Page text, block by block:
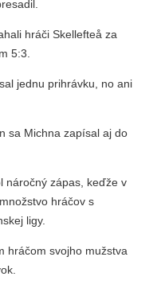
hráči Skellefteå za
5:3.
jednu prihrávku, no ani
sa Michna zapísal aj do
náročný zápas, keďže v
hráčov s
ligy.
hráčom svojho mužstva